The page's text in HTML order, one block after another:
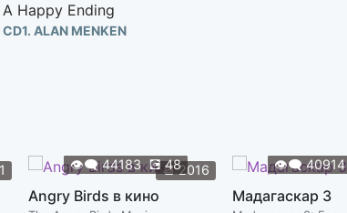
A Happy Ending
CD1. ALAN MENKEN
Bedtime
CD1. ALAN MENKEN
📆2016
👁️‍🗨️44183 💽48
Angry Birds в кино
👁️‍🗨️40914
Мадагаскар 3